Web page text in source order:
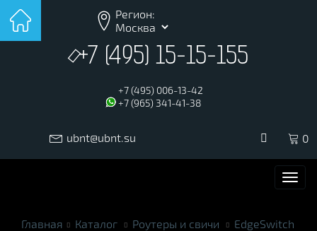
Регион:
+7 (495) 15-15-155
+7 (495) 006-13-42
+7 (965) 341-41-38
ubnt@ubnt.su 0
Главная Каталог Роутеры и свичи
EdgeSwitch